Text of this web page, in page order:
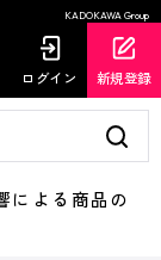
KADOKAWA Group
ログイン 新規登録
よる商品の